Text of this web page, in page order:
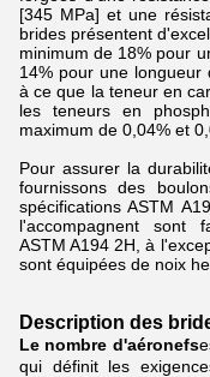
[345 MPa] et une
brides présentent
minimum de 18% pour
14% pour une
à ce que la teneur en
les teneurs en
maximum de 0,04% et
Pour assurer la
fournissons des
spécifications ASTM
l'accompagnent sont
ASTM A194 2H, à
sont équipées de noix
Description des
Le nombre d'aéronefs
qui définit les